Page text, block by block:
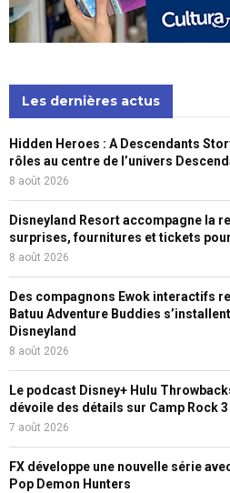
Les dernières actus
Hidden Heroes : A Descendants
rôles au centre de l’univers
8 août 2026
Disneyland Resort accompagne la
surprises, fournitures et tickets
8 août 2026
Des compagnons Ewok interactifs
Batuu Adventure Buddies
Disneyland
8 août 2026
Le podcast Disney+ Hulu
dévoile des détails sur Camp Rock 3
7 août 2026
FX développe une nouvelle série
Pop Demon Hunters